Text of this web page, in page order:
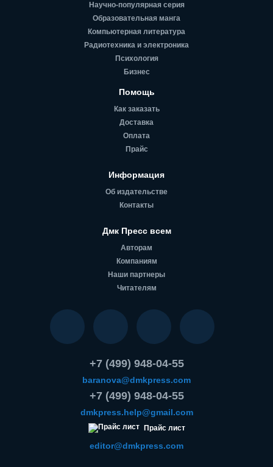
Научно-популярная серия
Образовательная манга
Компьютерная литература
Радиотехника и электроника
Психология
Бизнес
Помощь
Как заказать
Доставка
Оплата
Прайс
Информация
Об издательстве
Контакты
Дмк Пресс всем
Авторам
Компаниям
Наши партнеры
Читателям
+7 (499) 948-04-55
baranova@dmkpress.com
+7 (499) 948-04-55
dmkpress.help@gmail.com
Прайс лист
editor@dmkpress.com